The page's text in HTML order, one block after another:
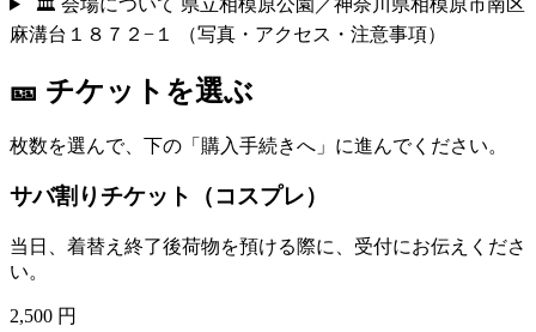
麻溝台１８７２−１
（写真・アクセス・注意事項）
🎫 チケットを選ぶ
枚数を選んで、下の「購入手続きへ」に進んでください。
サバ割りチケット（コスプレ）
当日、着替え終了後荷物を預ける際に、受付にお伝えくださ
い。
2,500 円